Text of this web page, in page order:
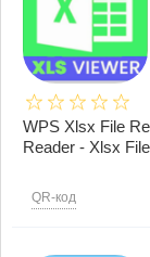
WPS Xlsx File
Reader - Xlsx
QR-код